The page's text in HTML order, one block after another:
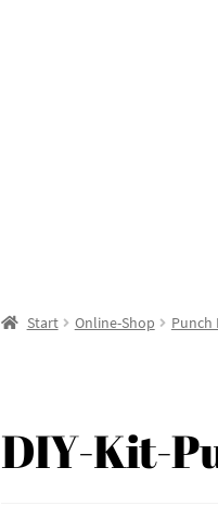
Start Online-Shop Punch
DIY-Kit-